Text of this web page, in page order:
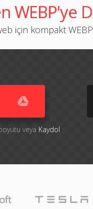
WEBP'ye
için kompakt
veya Kaydol